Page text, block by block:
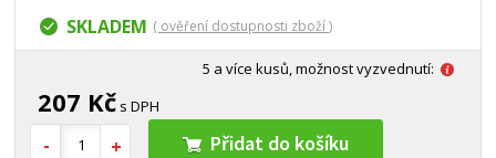
SKLADEM ( ověření dostupnosti zboží )
5 a více kusů, možnost vyzvednutí:
207 Kč s DPH
Přidat do košíku